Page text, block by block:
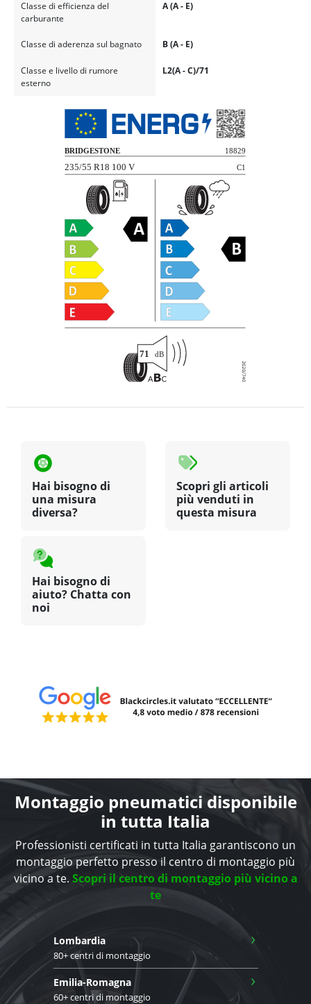
Classe di efficienza del
carburante
A (A - E)
Classe di aderenza sul bagnato B (A - E)
Classe e livello di rumore
esterno
L2(A - C)/71
Hai bisogno di
una misura
diversa?
Scopri gli articoli
più venduti in
questa misura
Hai bisogno di
aiuto? Chatta con
noi
Montaggio pneumatici disponibile
in tutta Italia
Professionisti certificati in tutta Italia garantiscono un
montaggio perfetto presso il centro di montaggio più
vicino a te. Scopri il centro di montaggio più vicino a
te
Lombardia
80+ centri di montaggio
›
Emilia-Romagna
60+ centri di montaggio
›